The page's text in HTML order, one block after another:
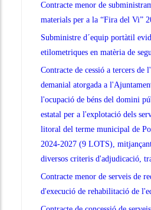
Contracte menor de
materials per a la “Fira del Vi”
Subministre d´equip portàtil
etilometriques en matèria de
Contracte de cessió a tercers
demanial atorgada a
l'ocupació de béns del domini
estatal per a l'explotació dels
litoral del terme municipal de
2024-2027 (9 LOTS),
diversos criteris d'adjudicació,
Contracte menor de serveis de
d'execució de rehabilitació de